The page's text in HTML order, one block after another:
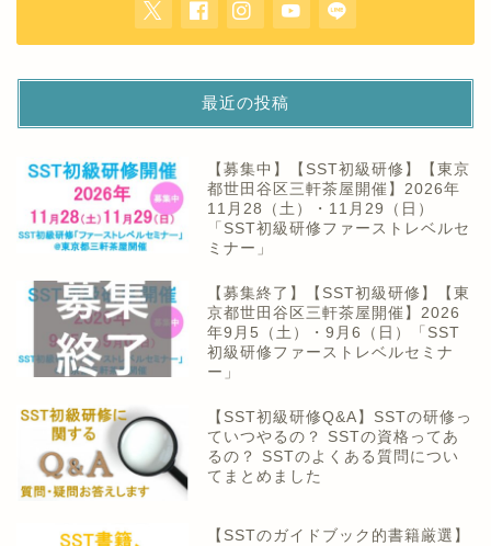
最近の投稿
【募集中】【SST初級研修】【東京
都世田谷区三軒茶屋開催】2026年
11月28（土）・11月29（日）
「SST初級研修ファーストレベルセ
ミナー」
【募集終了】【SST初級研修】【東
京都世田谷区三軒茶屋開催】2026
年9月5（土）・9月6（日）「SST
初級研修ファーストレベルセミナ
ー」
【SST初級研修Q&A】SSTの研修っ
ていつやるの？ SSTの資格ってあ
るの？ SSTのよくある質問につい
てまとめました
【SSTのガイドブック的書籍厳選】